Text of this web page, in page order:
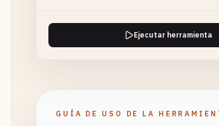
Ejecutar herramienta
GUÍA DE USO DE LA